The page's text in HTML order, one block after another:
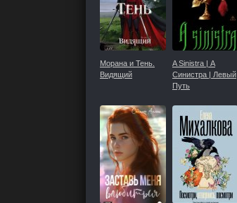
Морана и Тень.
Видящий
A Sinistra | А
Синистра | Левый
Путь